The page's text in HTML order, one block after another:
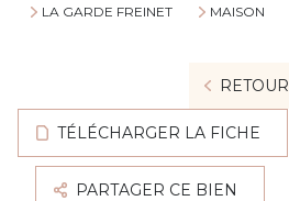
LA GARDE FREINET
MAISON
RETOUR
TÉLÉCHARGER LA FICHE
PARTAGER CE BIEN